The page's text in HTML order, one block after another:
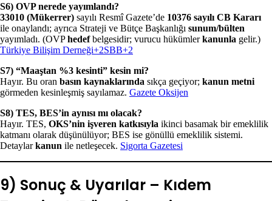
S6) OVP nerede yayımlandı?
33010 (Mükerrer) sayılı Resmî Gazete’de 10376 sayılı CB Kararı
ile onaylandı; ayrıca Strateji ve Bütçe Başkanlığı sunum/bülten
yayımladı. (OVPhedefbelgesidir; vurucu hükümlerkanunla gelir.)
Türkiye Bilişim Derneği+2SBB+2
S7) “Maaştan %3 kesinti” kesin mi?
Hayır. Bu oran basın kaynaklarında sıkça geçiyor; kanun metni
görmeden kesinleşmiş sayılamaz. Gazete Oksijen
S8) TES, BES’in aynısı mı olacak?
Hayır. TES, OKS’nin işveren katkısıyla ikinci basamak bir emeklilik
katmanı olarak düşünülüyor; BES ise gönüllü emeklilik sistemi.
Detaylarkanun ile netleşecek. Sigorta Gazetesi
9) Sonuç & Uyarılar – Kıdem